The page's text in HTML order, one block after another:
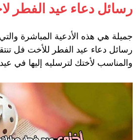
رسائل دعاء عيد الفطر
جميلة هي هذه الأدعية المباشرة
رسائل دعاء عيد الفطر للأخت فل
والمناسب لأختك لترسليه إليها في